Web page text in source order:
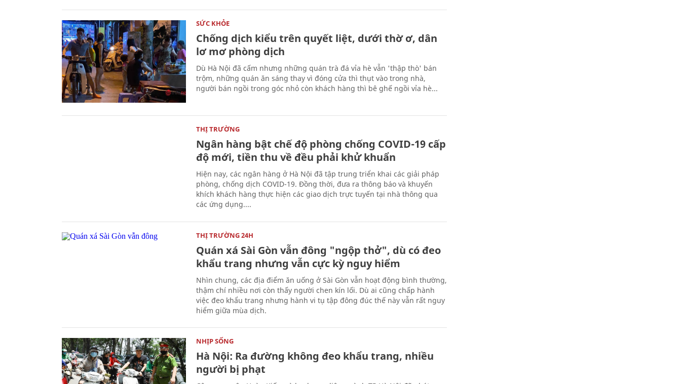
SỨC KHỎE
Chống dịch kiểu trên quyết liệt, dưới thờ ơ, dân
lơ mơ phòng dịch
Dù Hà Nội đã cấm nhưng những quán trà đá vỉa hè vẫn 'thập thò' bán
trộm, những quán ăn sáng thay vì đóng cửa thì thụt vào trong nhà,
người bán ngồi trong góc nhỏ còn khách hàng thì bê ghế ngồi vỉa hè...
THỊ TRƯỜNG
Ngân hàng bật chế độ phòng chống COVID-19 cấp
độ mới, tiền thu về đều phải khử khuẩn
Hiện nay, các ngân hàng ở Hà Nội đã tập trung triển khai các giải pháp
phòng, chống dịch COVID-19. Đồng thời, đưa ra thông báo và khuyến
khích khách hàng thực hiện các giao dịch trực tuyến tại nhà thông qua
các ứng dụng....
THỊ TRƯỜNG 24H
Quán xá Sài Gòn vẫn đông "ngộp thở", dù có đeo
khẩu trang nhưng vẫn cực kỳ nguy hiểm
Nhìn chung, các địa điểm ăn uống ở Sài Gòn vẫn hoạt động bình thường,
thậm chí nhiều nơi còn thấy người chen kín lối. Dù ai cũng chấp hành
việc đeo khẩu trang nhưng hành vi tụ tập đông đúc thế này vẫn rất nguy
hiểm giữa mùa dịch.
NHỊP SỐNG
Hà Nội: Ra đường không đeo khẩu trang, nhiều
người bị phạt